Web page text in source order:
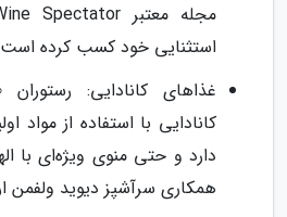
استثنایی خود کسب کرده
کانادایی با استفاده از مواد
دارد و حتی منوی ویژه‌ای با
همکاری سرآشپز دیوید ولفمن